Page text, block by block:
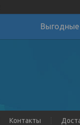
Выгодные
Контакты